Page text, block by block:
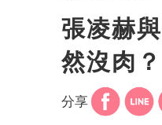
張凌赫
然沒肉？
分享